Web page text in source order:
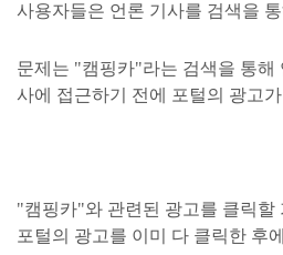
사용자들은 언론 기사를 검색을
문제는 "캠핑카"라는 검색을 통해
사에 접근하기 전에 포털의 광고
"캠핑카"와 관련된 광고를 클릭할
포털의 광고를 이미 다 클릭한 후